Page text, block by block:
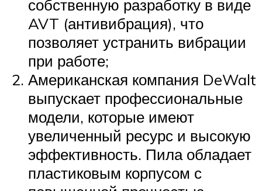
собственную разработку в виде
AVT (антивибрация), что
позволяет устранить вибрации
при работе;
Американская компания DeWalt
выпускает профессиональные
модели, которые имеют
увеличенный ресурс и высокую
эффективность. Пила обладает
пластиковым корпусом с